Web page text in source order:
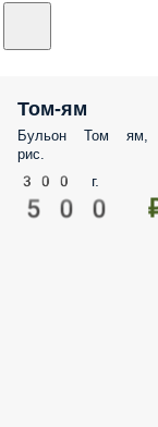
Том-ям
Бульон Том ям,
рис.
300 г.
500